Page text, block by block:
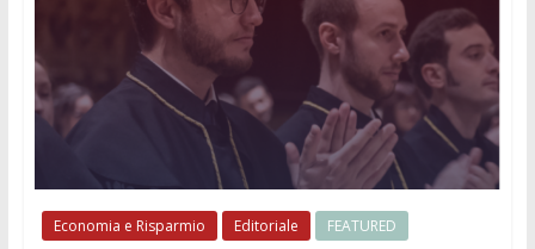
Economia e Risparmio Editoriale FEATURED